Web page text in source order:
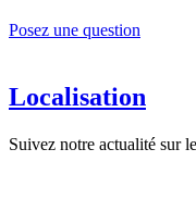
Posez une question
Localisation
Suivez notre actualité sur